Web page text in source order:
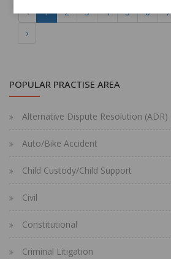
‹ 1 2 3 4 5 6 7
›
POPULAR PRACTISE AREA
Alternative Dispute Resolution (ADR)
Auto/Bike Accident
Child Custody/Child Support
Civil
Constitutional
Criminal Litigation